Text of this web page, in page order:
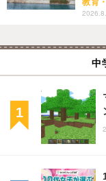
教育
中